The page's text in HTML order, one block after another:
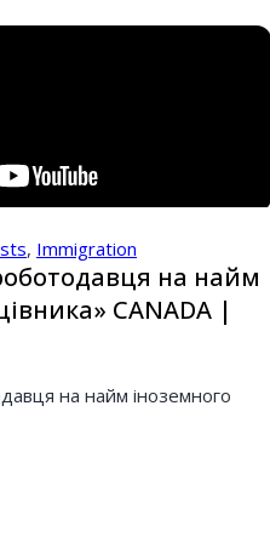
, Immigration
на найм
CANADA |
на найм іноземного